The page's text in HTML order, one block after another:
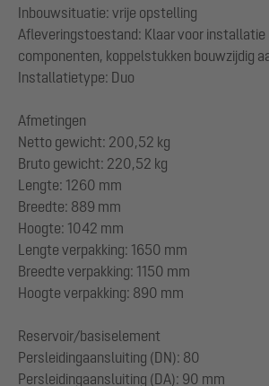
Inbouwsituatie: vrije opstelling
Afleveringstoestand: Klaar voor installatie
componenten, koppelstukken bouwzijdig
Installatietype: Duo
Afmetingen
Netto gewicht: 200,52 kg
Bruto gewicht: 220,52 kg
Lengte: 1260 mm
Breedte: 889 mm
Hoogte: 1042 mm
Lengte verpakking: 1650 mm
Breedte verpakking: 1150 mm
Hoogte verpakking: 890 mm
Reservoir/basiselement
Persleidingaansluiting (DN): 80
Persleidingaansluiting (DA): 90 mm